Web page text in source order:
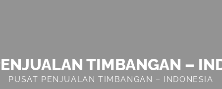
TIMBANGAN –
PUSAT PENJUALAN TIMBANGAN – INDONESIA